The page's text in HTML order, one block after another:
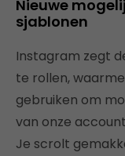
Nieuwe
sjablonen
Instagram zegt
te rollen,
gebruiken om
van onze
Je scrolt